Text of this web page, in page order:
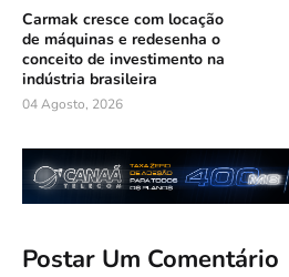
Carmak cresce com locação
de máquinas e redesenha o
conceito de investimento na
indústria brasileira
04 Agosto, 2026
Postar Um Comentário